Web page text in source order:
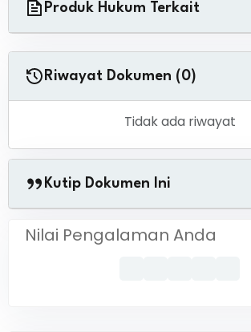
Produk Hukum Terkait
Riwayat Dokumen (0)
Tidak ada riwayat
Kutip Dokumen Ini
Nilai Pengalaman Anda